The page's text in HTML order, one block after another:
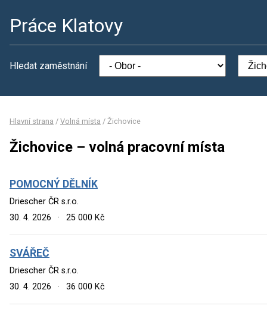
Práce Klatovy
Hledat zaměstnání
Hlavní strana / Volná místa / Žichovice
Žichovice – volná pracovní místa
POMOCNÝ DĚLNÍK
Driescher ČR s.r.o.
30. 4. 2026
· 25 000 Kč
SVÁŘEČ
Driescher ČR s.r.o.
30. 4. 2026
· 36 000 Kč